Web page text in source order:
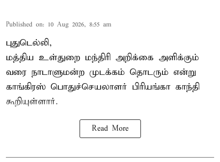
Published on: 10 Aug 2026, 8:55 am
புதுடெல்லி,
மத்திய உள்துறை மந்திரி அறிக்கை அளிக்கும்
வரை நாடாளுமன்ற முடக்கம் தொடரும் என்று
காங்கிரஸ் பொதுச்செயலாளர் பிரியங்கா காந்தி
கூறியுள்ளார்.
Read More